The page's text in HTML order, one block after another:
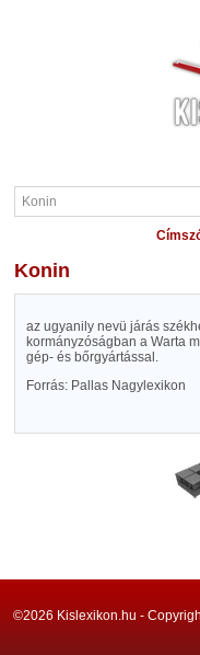
Konin
az ugyanily nevü járás
kormányzóságban a Warta
gép- és bőrgyártással.
Forrás: Pallas Nagylexikon
©2026 Kislexikon.hu -